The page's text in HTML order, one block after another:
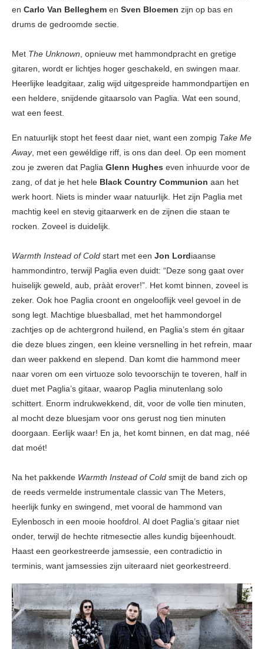
en Carlo Van Belleghem en Sven Bloemen zijn op bas en
drums de gedroomde sectie.
Met The Unknown, opnieuw met hammondpracht en gretige
gitaren, wordt er lichtjes hoger geschakeld, en swingen maar.
Heerlijke leadgitaar, zalig wijd uitgespreide hammondpartijen en
een heldere, snijdende gitaarsolo van Paglia. Wat een sound,
wat een feest.
En natuurlijk stopt het feest daar niet, want een zompig Take Me
Away, met een gewéldige riff, is ons dan deel. Op een moment
zou je zweren dat Paglia Glenn Hughes even inhuurde voor de
zang, of dat je het hele Black Country Communion aan het
werk hoort. Niets is minder waar natuurlijk. Het zijn Paglia met
machtig keel en stevig gitaarwerk en de zijnen die staan te
rocken. Zoveel is duidelijk.
Warmth Instead of Cold start met een Jon Lordiaanse
hammondintro, terwijl Paglia even duidt: “Deze song gaat over
huiselijk geweld, aub, prààt erover!”. Het komt binnen, zoveel is
zeker. Ook hoe Paglia croont en ongelooflijk veel gevoel in de
song legt. Machtige bluesballad, met het hammondorgel
zachtjes op de achtergrond huilend, en Paglia’s stem én gitaar
die deze blues zingen, een kleine versnelling in het refrein, maar
dan weer pakkend en slepend. Dan komt die hammond meer
naar voren om een virtuoze solo tevoorschijn te toveren, half in
duet met Paglia’s gitaar, waarop Paglia minutenlang solo
schittert. Enorm indrukwekkend, dit, voor de volle tien minuten,
al mocht deze bluesjam voor ons gerust nog tien minuten
doorgaan. Eerlijk waar! En ja, het komt binnen, en dat mag, néé
dat moét!
Na het pakkende Warmth Instead of Cold smijt de band zich op
de reeds vermelde instrumentale classic van The Meters,
heerlijk funky en swingend, met vooral de hammond van
Eylenbosch in een mooie hoofdrol. Al doet Paglia’s gitaar niet
onder, terwijl de hechte ritmesectie alles kundig bijeenhoudt.
Haast een georkestreerde jamsessie, een contradictio in
terminis, want jamsessies zijn uiteraard niet georkestreerd.